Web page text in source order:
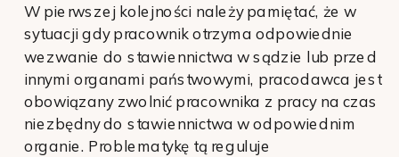
W pierwszej kolejności należy pamiętać, że w
sytuacji gdy pracownik otrzyma odpowiednie
wezwanie do stawiennictwa w sądzie lub przed
innymi organami państwowymi, pracodawca jest
obowiązany zwolnić pracownika z pracy na czas
niezbędny do stawiennictwa w odpowiednim
organie. Problematykę tą reguluje